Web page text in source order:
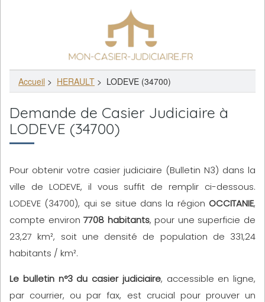
Accueil > HERAULT > LODEVE (34700)
Demande de Casier Judiciaire à
LODEVE (34700)
Pour obtenir votre casier judiciaire (Bulletin N3) dans la
ville de LODEVE, il vous suffit de remplir ci-dessous.
LODEVE (34700), qui se situe dans la région OCCITANIE,
compte environ7708 habitants, pour une superficie de
23,27 km², soit une densité de population de 331,24
habitants / km².
Le bulletin n°3 du casier judiciaire, accessible en ligne,
par courrier, ou par fax, est crucial pour prouver un